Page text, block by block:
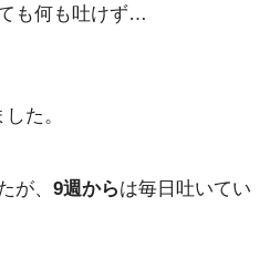
も何も吐けず…
た。
が、 9週からは毎日吐いてい